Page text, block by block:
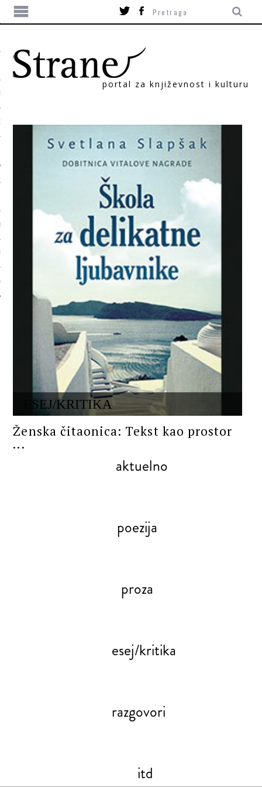
portal za književnost i kulturu
ESEJ/KRITIKA
Ženska čitaonica: Tekst kao prostor
...
aktuelno
poezija
proza
esej/kritika
razgovori
itd